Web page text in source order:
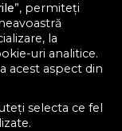
”, permiteți
la
uri analitice.
acest aspect din
selecta ce fel